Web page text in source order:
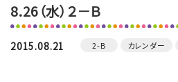
About
8.26（水）２－Ｂ
2015.08.21 2-B カレンダー